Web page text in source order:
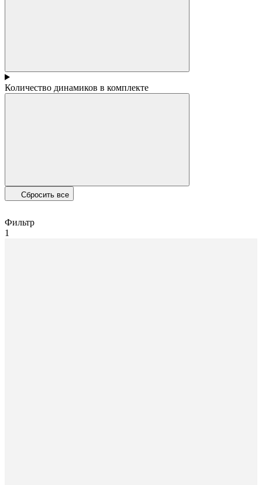
Количество динамиков в комплекте
Сбросить все
Фильтр
1